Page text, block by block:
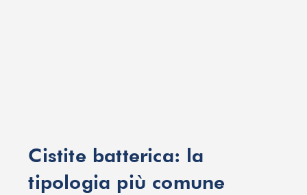
Cistite batterica: la
tipologia più comune